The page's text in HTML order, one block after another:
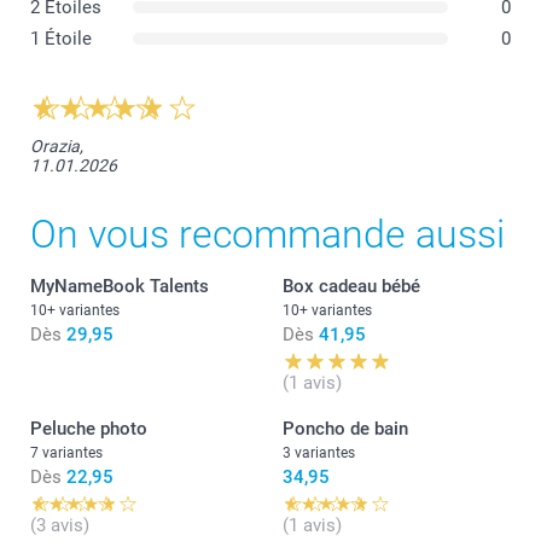
2 Étoiles
0
1 Étoile
0
Orazia,
11.01.2026
On vous recommande aussi
MyNameBook Talents
10+ variantes
Dès 29,95
Box cadeau bébé
10+ variantes
Dès 41,95
(1 avis)
Peluche photo
7 variantes
Dès 22,95
(3 avis)
Poncho de bain
3 variantes
34,95
(1 avis)